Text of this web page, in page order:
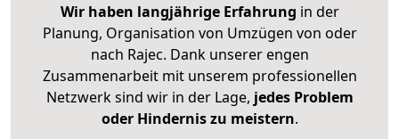
Wir haben langjährige Erfahrung in der
Planung, Organisation von Umzügen von oder
nach Rajec. Dank unserer engen
Zusammenarbeit mit unserem professionellen
Netzwerk sind wir in der Lage, jedes Problem
oder Hindernis zu meistern.